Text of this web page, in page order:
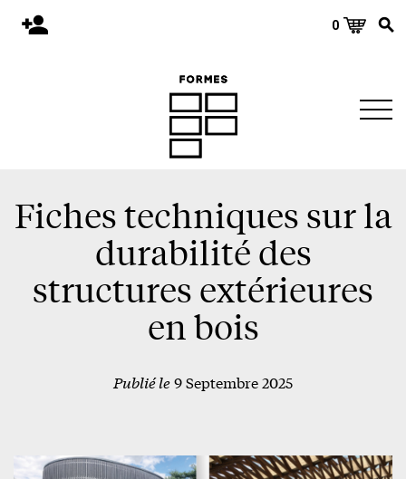
0
Matériaux
Environnement
À propos
Événements et conférences
Nous joindre
Fiches techniques sur la
durabilité des
structures extérieures
en bois
Publié le9 Septembre 2025